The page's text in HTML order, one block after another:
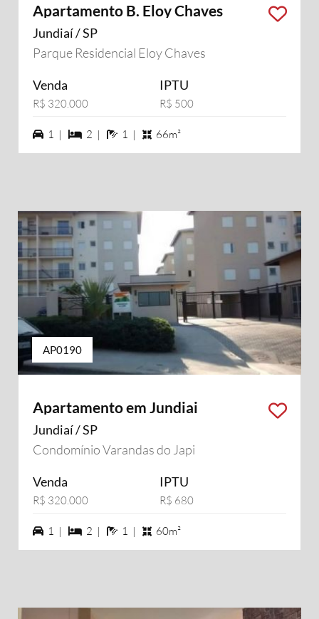
Apartamento B. Eloy Chaves
Jundiaí / SP
Parque Residencial Eloy Chaves
Venda
R$ 320.000
IPTU
R$ 500
1 vagas na garagem
1 | 2 dormiórios
2 | 1 banheiros
1 | 66m²
AP0190
Apartamento em Jundiai
Jundiaí / SP
Condomínio Varandas do Japi
Venda
R$ 320.000
IPTU
R$ 680
1 vagas na garagem
1 | 2 dormiórios
2 | 1 banheiros
1 | 60m²